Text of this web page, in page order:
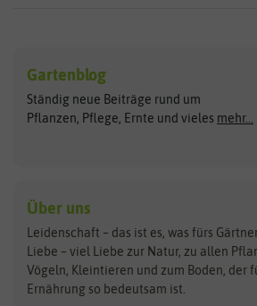
Exotische Samen
Gemüsesamen
Gründünger
Kräutersamen
Obstsamen
Pilzbrut
Rasensamen
Steckzwiebeln
Arche Noah
ASB Greenworld
Benary
Bingenheimer Saatgut
Bionana
Gartenblog
Ständig neue Beiträge rund um
Pflanzen, Pflege, Ernte und vieles mehr...
Über uns
Leidenschaft – das ist es, was fürs
Liebe – viel Liebe zur Natur, zu allen
Vögeln, Kleintieren und zum Boden, der
Ernährung so bedeutsam ist.